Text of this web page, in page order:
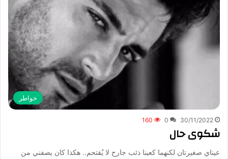
خواطر
30/11/2022
0
160
شكوى حال
عيناي صغيرتان لكنهما كعينا ذئب جارح لا يُقتحم.. هكذا كان يصفني من